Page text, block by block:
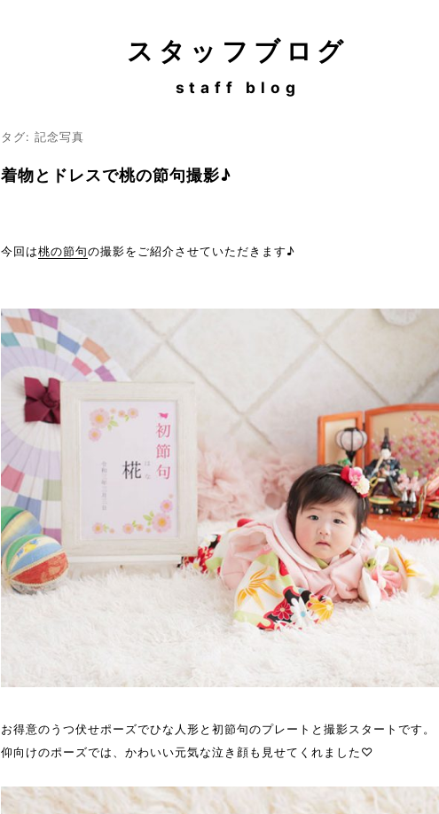
スタッフブログ
staff blog
タグ: 記念写真
着物とドレスで桃の節句撮影♪
今回は桃の節句の撮影をご紹介させていただきます♪
お得意のうつ伏せポーズでひな人形と初節句のプレートと撮影スタートです。
仰向けのポーズでは、かわいい元気な泣き顔も見せてくれました♡